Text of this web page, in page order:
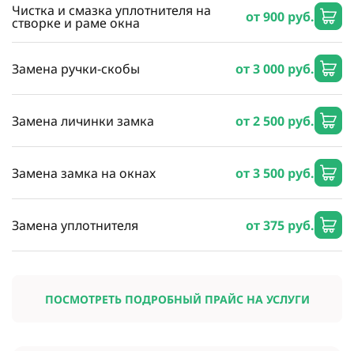
Чистка и смазка уплотнителя на
створке и раме окна от 900 руб.
Замена ручки-скобы от 3 000 руб.
Замена личинки замка от 2 500 руб.
Замена замка на окнах от 3 500 руб.
Замена уплотнителя от 375 руб.
ПОСМОТРЕТЬ ПОДРОБНЫЙ ПРАЙС НА УСЛУГИ